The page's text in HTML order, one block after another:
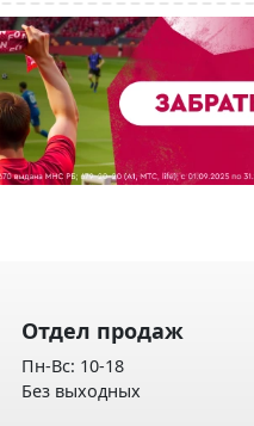
Отдел продаж
Пн-Вс: 10-18
Без выходных